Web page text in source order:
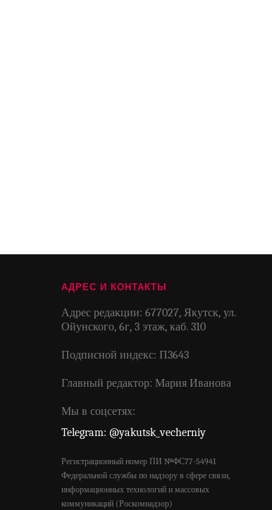
АДРЕС И КОНТАКТЫ
Адрес редакции: 677027, Якутск, ул.
Ойунского, 6г, 3 этаж, каб. 310
Подписной индекс: П3643
Главный редактор: Мария Иванова
Мы в соцсетях:
Telegram: @yakutsk_vecherniy
Регистрационный номер ПИ №ФС77-54941
Федеральной службы по надзору в сфере связи,
информационных технологий и массовых
коммуникаций (Роскомнадзор)